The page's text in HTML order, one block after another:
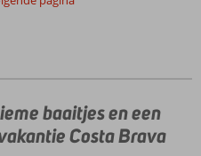
baaitjes en een
Costa Brava